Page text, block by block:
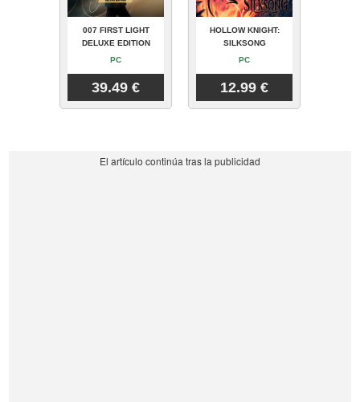
007 FIRST LIGHT
DELUXE EDITION
PC
39.49 €
HOLLOW KNIGHT:
SILKSONG
PC
12.99 €